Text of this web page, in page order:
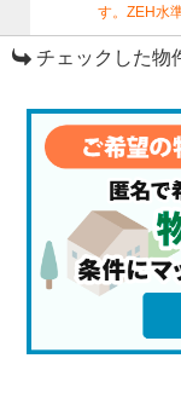
す。ZEH水
チェックした物